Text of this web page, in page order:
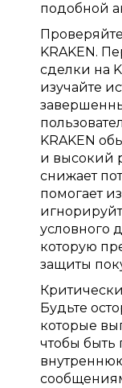
подобной
KRAKEN.
сделки на
изучайте
KRAKEN
и высокий
снижает
помогает
условного
которую
защиты
Будьте
которые
чтобы быть